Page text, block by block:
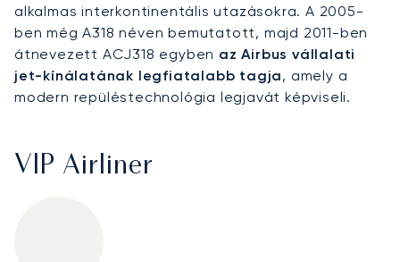
alkalmas interkontinentális utazásokra. A 2005-
ben még A318 néven bemutatott, majd 2011-ben
átnevezett ACJ318 egyben az Airbus vállalati
jet-kínálatának legfiatalabb tagja, amely a
modern repüléstechnológia legjavát képviseli.
VIP Airliner